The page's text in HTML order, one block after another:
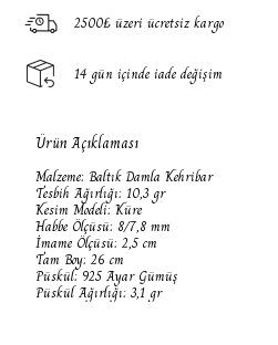
2500₺ üzeri ücretsiz kargo
14 gün içinde iade değişim
Ürün Açıklaması
Malzeme: Baltık Damla Kehribar
Tesbih Ağırlığı: 10,3 gr
Kesim Modeli: Küre
Habbe Ölçüsü: 8/7,8 mm
İmame Ölçüsü: 2,5 cm
Tam Boy: 26 cm
Püskül: 925 Ayar Gümüş
Püskül Ağırlığı: 3,1 gr